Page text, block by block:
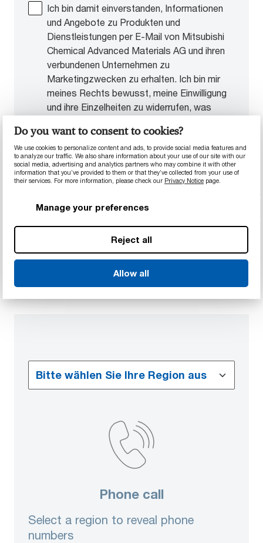
Do you want to consent to cookies?
We use cookies to personalize content and ads, to provide social media features and
to analyze our traffic. We also share information about your use of our site with our
social media, advertising and analytics partners who may combine it with other
information that you’ve provided to them or that they’ve collected from your use of
their services. For more information, please check our Privacy Notice page.
Manage your preferences
Reject all
Allow all
Ich bin damit einverstanden, Informationen
und Angebote zu Produkten und
Dienstleistungen per E-Mail von Mitsubishi
Chemical Advanced Materials AG und ihren
verbundenen Unternehmen zu
Marketingzwecken zu erhalten. Ich bin mir
meines Rechts bewusst, meine Einwilligung
und ihre Einzelheiten zu widerrufen, was
erfolgen kann.
Ich habe die Datenschutzhinweise und
Geschäftsbedingungen von Mitsubishi
verstanden und akzeptiert. *
Formular absenden
Phone call
Select a region to reveal phone
numbers